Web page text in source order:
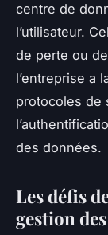
centre de
l’utilisateur.
de perte ou
l’entreprise a
protocoles de
des données.
Les défis
gestion